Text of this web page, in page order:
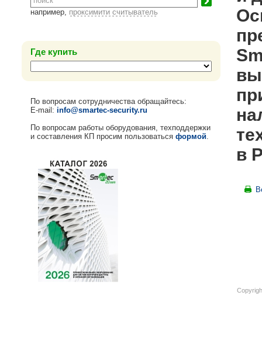
например, проксимити считыватель
Где купить
По вопросам сотрудничества обращайтесь:
E-mail: info@smartec-security.ru
По вопросам работы оборудования, техподдержки
и составления КП просим пользоваться формой
в